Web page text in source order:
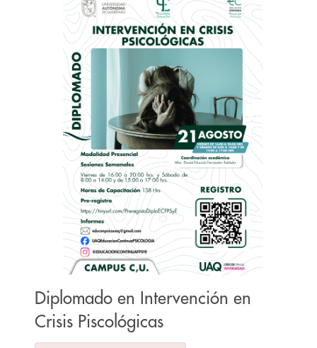
Diplomado en Intervención en
Crisis Piscológicas